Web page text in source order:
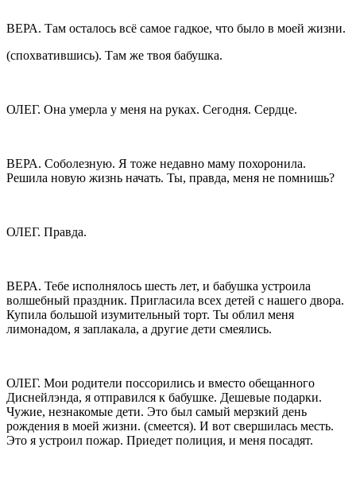
ВЕРА. Там осталось всё самое гадкое, что было в моей жизни.
(спохватившись). Там же твоя бабушка.
ОЛЕГ. Она умерла у меня на руках. Сегодня. Сердце.
ВЕРА. Соболезную. Я тоже недавно маму похоронила.
Решила новую жизнь начать. Ты, правда, меня не помнишь?
ОЛЕГ. Правда.
ВЕРА. Тебе исполнялось шесть лет, и бабушка устроила
волшебный праздник. Пригласила всех детей с нашего двора.
Купила большой изумительный торт. Ты облил меня
лимонадом, я заплакала, а другие дети смеялись.
ОЛЕГ. Мои родители поссорились и вместо обещанного
Диснейлэнда, я отправился к бабушке. Дешевые подарки.
Чужие, незнакомые дети. Это был самый мерзкий день
рождения в моей жизни. (смеется). И вот свершилась месть.
Это я устроил пожар. Приедет полиция, и меня посадят.